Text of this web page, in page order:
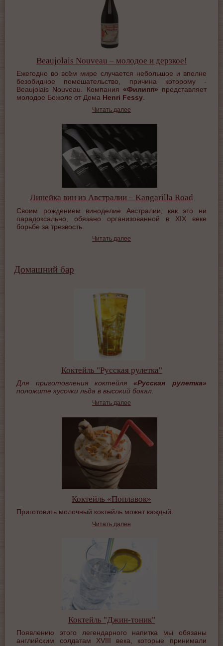
Beaujolais Nouveau – молодое и дерзкое!
Ежегодно во всём мире случается небольшое и вполне
безобидное помешательство, причина которому -
Beaujolais Nouveau. Компания «Филипп» представляет
молодое Божоле от Дома Henri Fessy.
Читать далее
Линейка вин из Австралии – Kangarilla Road
Своим рождением виноделие Австралии, как это ни
парадоксально, обязано организованной в XIX веке
борьбе за трезвость.
Читать далее
Домашний бар
Коктейль "Русская рулетка"
Для приготовления коктейля«Русская рулетка»
положите кусочки льда в высокий бокал.
Читать далее
Коктейль «Поплавок»
Приготовить молочный коктейль может каждый.
Читать далее
Коктейль "Джин-тоник"
Появлению этого легендарного напитка мы обязаны
английским солдатам ХVIII века, которые принимали